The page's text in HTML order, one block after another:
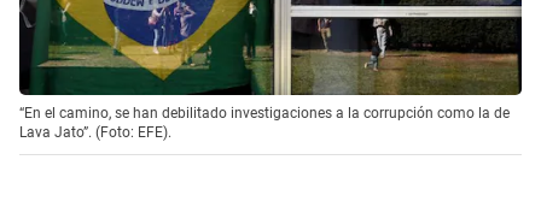
“En el camino, se han debilitado investigaciones a la corrupción como la de
Lava Jato”. (Foto: EFE).